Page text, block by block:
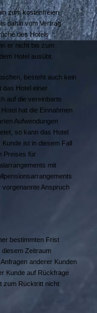
zum kostenfreien
dahin vom Vertrag
des Hotels
er nicht bis zum
Hotel ausübt.
besteht auch kein
das Hotel einer
auf die vereinbarte
hat die Einnahmen
Aufwendungen
so kann das Hotel
ist in diesem Fall
Preises für
mit
Anspruch
bestimmten Frist
Zeitraum
anderer Kunden
Kunde auf Rückfrage
zum Rücktritt nicht